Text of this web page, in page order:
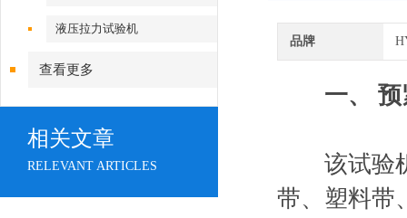
液压拉力试验机
查看更多
相关文章
RELEVANT ARTICLES
品牌
一、
该试验机
带、塑料带